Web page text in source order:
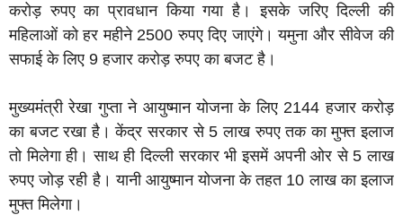
करोड़ रुपए का प्रावधान किया गया है। इसके जरिए दिल्ली की
महिलाओं को हर महीने 2500 रुपए दिए जाएंगे। यमुना और सीवेज की
सफाई के लिए 9 हजार करोड़ रुपए का बजट है।
मुख्यमंत्री रेखा गुप्ता ने आयुष्मान योजना के लिए 2144 हजार करोड़
का बजट रखा है। केंद्र सरकार से 5 लाख रुपए तक का मुफ्त इलाज
तो मिलेगा ही। साथ ही दिल्ली सरकार भी इसमें अपनी ओर से 5 लाख
रुपए जोड़ रही है। यानी आयुष्मान योजना के तहत 10 लाख का इलाज
मुफ्त मिलेगा।